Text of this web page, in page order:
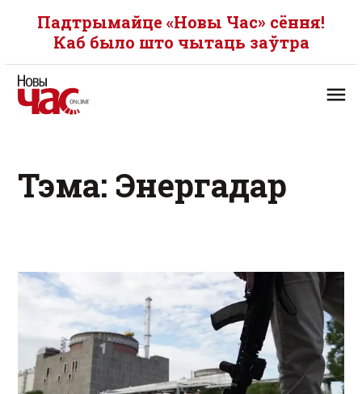
Падтрымайце «Новы Час» сёння!
Каб было што чытаць заўтра
Тэма: Энергадар